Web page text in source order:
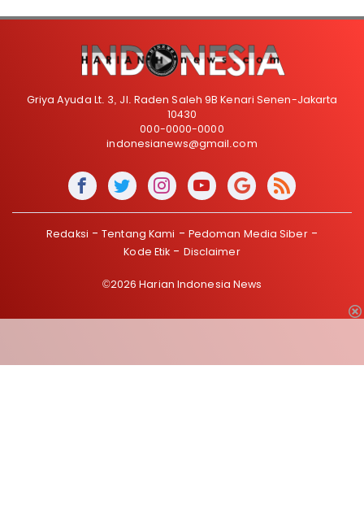
Griya Ayuda Lt. 3, Jl. Raden Saleh 9B Kenari Senen-Jakarta
10430
000-0000-0000
indonesianews@gmail.com
Redaksi Tentang Kami
Pedoman Media Siber
Kode Etik
Disclaimer
©2026 Harian Indonesia News